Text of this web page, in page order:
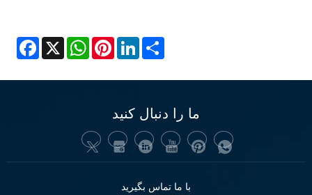
Facebook
X WhatsAppPinterestLinkedIn
ما را دنبال کنید
با ما تماس بگیرید